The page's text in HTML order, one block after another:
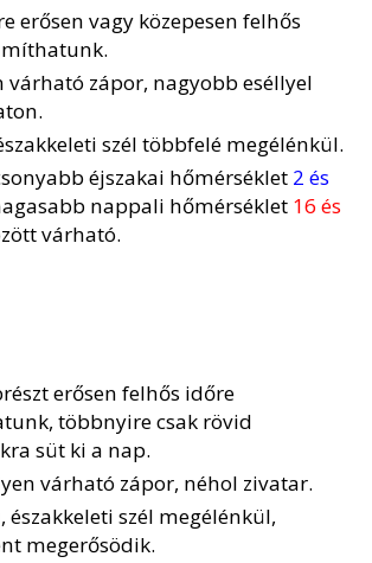
erősen vagy közepesen felhős
várható zápor, nagyobb eséllyel
szél többfelé megélénkül.
éjszakai hőmérséklet 2 és
nappali hőmérséklet 16 és
várható.
erősen felhős időre
többnyire csak rövid
süt ki a nap.
várható zápor, néhol zivatar.
északkeleti szél megélénkül,
megerősödik.